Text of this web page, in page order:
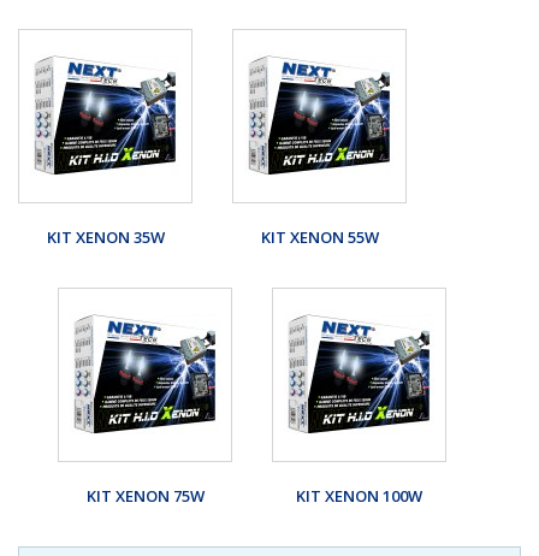
KIT XENON 35W KIT XENON 55W
KIT XENON 75W KIT XENON 100W